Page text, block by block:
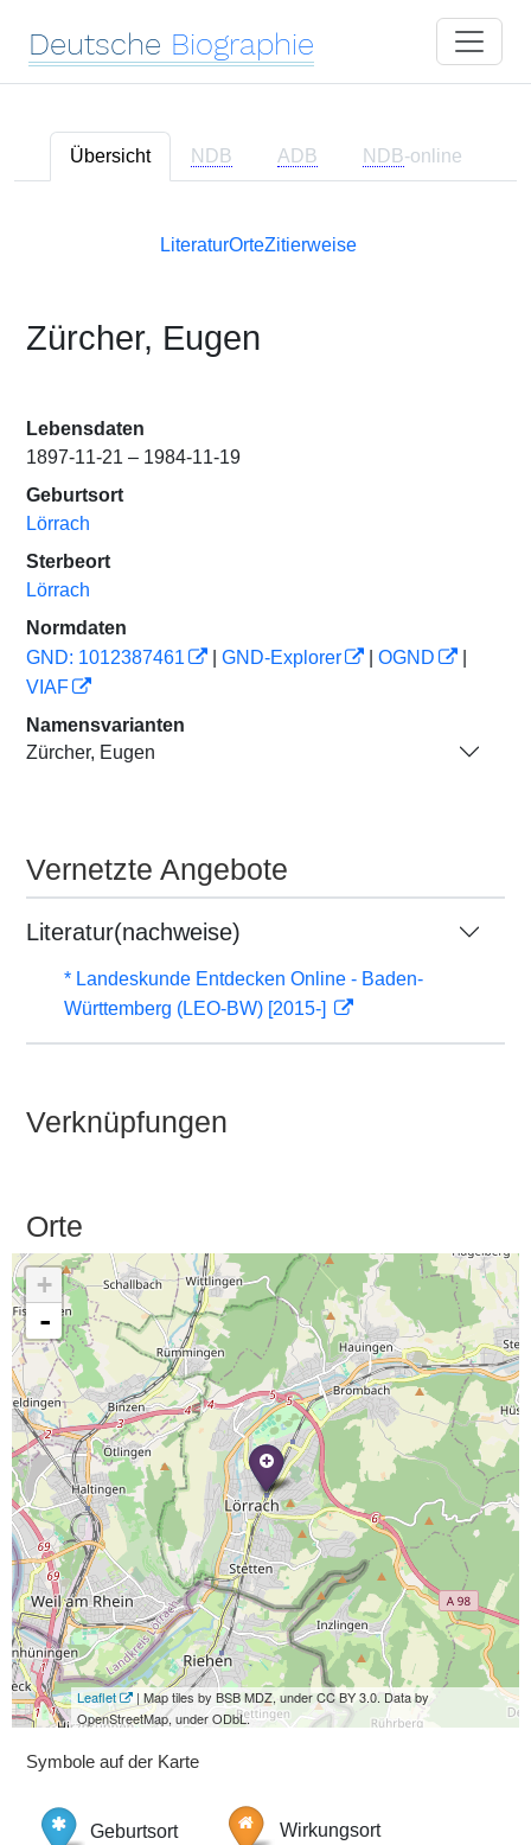
Deutsche Biographie
Übersicht NDB ADB NDB-online
LiteraturOrteZitierweise
Zürcher, Eugen
Lebensdaten
1897-11-21 – 1984-11-19
Geburtsort
Lörrach
Sterbeort
Lörrach
Normdaten
GND: 1012387461
GND-Explorer OGND
VIAF
Namensvarianten
Zürcher, Eugen
Vernetzte Angebote
Literatur(nachweise)
* Landeskunde Entdecken Online - Baden-
Württemberg (LEO-BW) [2015-]
Verknüpfungen
Orte
+
-
Leaflet
| Map tiles by BSB MDZ, under CC BY 3.0. Data by
OpenStreetMap, under ODbL.
Symbole auf der Karte
Geburtsort Wirkungsort